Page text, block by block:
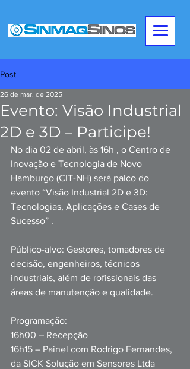
Post
Evento: Visão Industrial
2D e 3D – Participe!
26 de mar. de 2025
No dia 02 de abril, às 16h , o Centro de
Inovação e Tecnologia de Novo
Hamburgo (CIT-NH) será palco do
evento “Visão Industrial 2D e 3D:
Tecnologias, Aplicações e Cases de
Sucesso” .
Público-alvo: Gestores, tomadores de
decisão, engenheiros, técnicos
industriais, além de rofissionais das
áreas de manutenção e qualidade.
Programação:
16h00 – Recepção
16h15 – Painel com Rodrigo Fernandes,
da SICK Solução em Sensores Ltda